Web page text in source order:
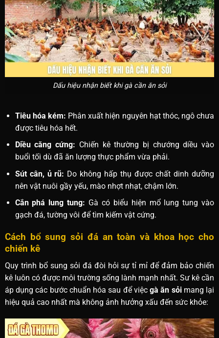
Dấu hiệu nhận biết khi gà cần ăn sỏi
Tiêu hóa kém: Phân xuất hiện nguyên hạt thóc, ngô chưa
được tiêu hóa hết.
Diều căng cứng: Chiến kê thường bị chướng diều vào
buổi tối dù đã ăn lượng thực phẩm vừa phải.
Sút cân, ủ rũ: Do không hấp thụ được chất dinh dưỡng
nên vật nuôi gầy yếu, mào nhợt nhạt, chậm lớn.
Cắn phá lung tung: Gà có biểu hiện mổ lung tung vào
gạch đá, tường vôi để tìm kiếm vật cứng.
Cách bổ sung sỏi đá an toàn và khoa học cho
chiến kê
Quy trình bổ sung sỏi đá đòi hỏi sự tỉ mỉ để đảm bảo chiến
kê luôn có được môi trường sống lành mạnh nhất. Sư kê cần
áp dụng các bước chuẩn hóa sau để việcgà ăn sỏimang lại
hiệu quả cao nhất mà không ảnh hưởng xấu đến sức khỏe: